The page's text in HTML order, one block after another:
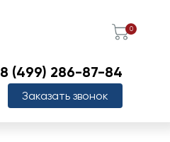
0
8 (499) 286-87-84
Заказать звонок